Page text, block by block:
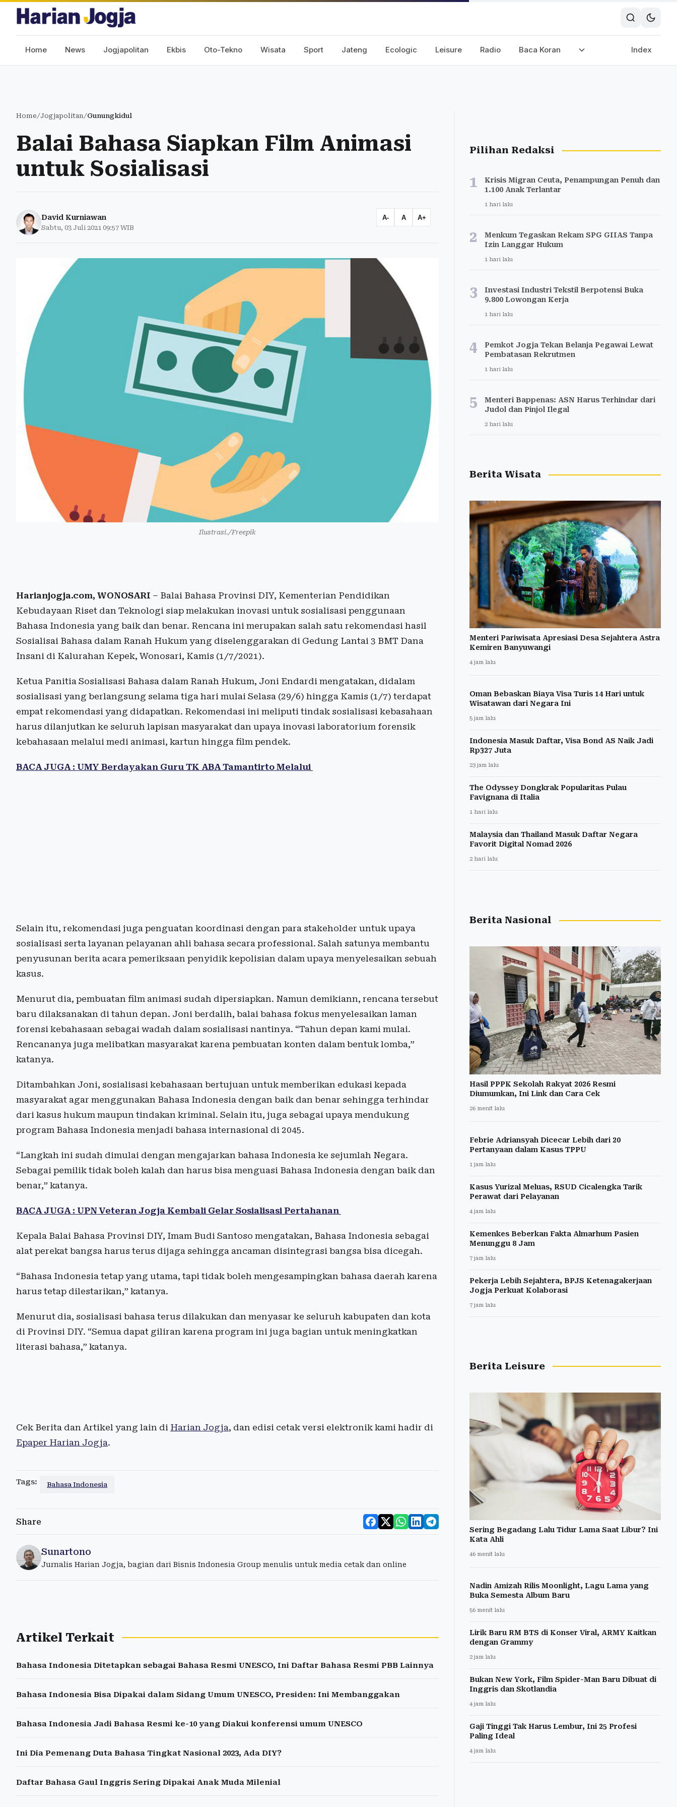
Home News Jogjapolitan Ekbis Oto-Tekno Wisata Sport Jateng Ecologic Leisure Radio Baca Koran Index
Home/Jogjapolitan/Gunungkidul
Balai Bahasa Siapkan Film Animasi
untuk Sosialisasi
David Kurniawan
Sabtu, 03 Juli 2021 09:57 WIB
A- A A+
Ilustrasi./Freepik
Harianjogja.com, WONOSARI – Balai Bahasa Provinsi DIY, Kementerian Pendidikan
Kebudayaan Riset dan Teknologi siap melakukan inovasi untuk sosialisasi penggunaan
Bahasa Indonesia yang baik dan benar. Rencana ini merupakan salah satu rekomendasi hasil
Sosialisai Bahasa dalam Ranah Hukum yang diselenggarakan di Gedung Lantai 3 BMT Dana
Insani di Kalurahan Kepek, Wonosari, Kamis (1/7/2021).
Ketua Panitia Sosialisasi Bahasa dalam Ranah Hukum, Joni Endardi mengatakan, didalam
sosialisasi yang berlangsung selama tiga hari mulai Selasa (29/6) hingga Kamis (1/7) terdapat
empat rekomendasi yang didapatkan. Rekomendasi ini meliputi tindak sosialisasi kebasahaan
harus dilanjutkan ke seluruh lapisan masyarakat dan upaya inovasi laboratorium forensik
kebahasaan melalui medi animasi, kartun hingga film pendek.
BACA JUGA : UMY Berdayakan Guru TK ABA Tamantirto Melalui
Selain itu, rekomendasi juga penguatan koordinasi dengan para stakeholder untuk upaya
sosialisasi serta layanan pelayanan ahli bahasa secara professional. Salah satunya membantu
penyusunan berita acara pemeriksaan penyidik kepolisian dalam upaya menyelesaikan sebuah
kasus.
Menurut dia, pembuatan film animasi sudah dipersiapkan. Namun demikiann, rencana tersebut
baru dilaksanakan di tahun depan. Joni berdalih, balai bahasa fokus menyelesaikan laman
forensi kebahasaan sebagai wadah dalam sosialisasi nantinya. “Tahun depan kami mulai.
Rencananya juga melibatkan masyarakat karena pembuatan konten dalam bentuk lomba,”
katanya.
Ditambahkan Joni, sosialisasi kebahasaan bertujuan untuk memberikan edukasi kepada
masyarakat agar menggunakan Bahasa Indonesia dengan baik dan benar sehingga terhindar
dari kasus hukum maupun tindakan kriminal. Selain itu, juga sebagai upaya mendukung
program Bahasa Indonesia menjadi bahasa internasional di 2045.
“Langkah ini sudah dimulai dengan mengajarkan bahasa Indonesia ke sejumlah Negara.
Sebagai pemilik tidak boleh kalah dan harus bisa menguasi Bahasa Indonesia dengan baik dan
benar,” katanya.
BACA JUGA : UPN Veteran Jogja Kembali Gelar Sosialisasi Pertahanan
Kepala Balai Bahasa Provinsi DIY, Imam Budi Santoso mengatakan, Bahasa Indonesia sebagai
alat perekat bangsa harus terus dijaga sehingga ancaman disintegrasi bangsa bisa dicegah.
“Bahasa Indonesia tetap yang utama, tapi tidak boleh mengesampingkan bahasa daerah karena
harus tetap dilestarikan,” katanya.
Menurut dia, sosialisasi bahasa terus dilakukan dan menyasar ke seluruh kabupaten dan kota
di Provinsi DIY. “Semua dapat giliran karena program ini juga bagian untuk meningkatkan
literasi bahasa,” katanya.
Cek Berita dan Artikel yang lain di Harian Jogja, dan edisi cetak versi elektronik kami hadir di
Epaper Harian Jogja.
Tags: Bahasa Indonesia
Share
Sunartono
Jurnalis Harian Jogja, bagian dari Bisnis Indonesia Group menulis untuk media cetak dan online
Artikel Terkait
Bahasa Indonesia Ditetapkan sebagai Bahasa Resmi UNESCO, Ini Daftar Bahasa Resmi PBB Lainnya
Bahasa Indonesia Bisa Dipakai dalam Sidang Umum UNESCO, Presiden: Ini Membanggakan
Bahasa Indonesia Jadi Bahasa Resmi ke-10 yang Diakui konferensi umum UNESCO
Ini Dia Pemenang Duta Bahasa Tingkat Nasional 2023, Ada DIY?
Daftar Bahasa Gaul Inggris Sering Dipakai Anak Muda Milenial
Pilihan Redaksi
1
Krisis Migran Ceuta, Penampungan Penuh dan
1.100 Anak Terlantar
1 hari lalu
2
Menkum Tegaskan Rekam SPG GIIAS Tanpa
Izin Langgar Hukum
1 hari lalu
3
Investasi Industri Tekstil Berpotensi Buka
9.800 Lowongan Kerja
1 hari lalu
4
Pemkot Jogja Tekan Belanja Pegawai Lewat
Pembatasan Rekrutmen
1 hari lalu
5
Menteri Bappenas: ASN Harus Terhindar dari
Judol dan Pinjol Ilegal
2 hari lalu
Berita Wisata
Menteri Pariwisata Apresiasi Desa Sejahtera Astra
Kemiren Banyuwangi
4 jam lalu
Oman Bebaskan Biaya Visa Turis 14 Hari untuk
Wisatawan dari Negara Ini
5 jam lalu
Indonesia Masuk Daftar, Visa Bond AS Naik Jadi
Rp327 Juta
23 jam lalu
The Odyssey Dongkrak Popularitas Pulau
Favignana di Italia
1 hari lalu
Malaysia dan Thailand Masuk Daftar Negara
Favorit Digital Nomad 2026
2 hari lalu
Berita Nasional
Hasil PPPK Sekolah Rakyat 2026 Resmi
Diumumkan, Ini Link dan Cara Cek
26 menit lalu
Febrie Adriansyah Dicecar Lebih dari 20
Pertanyaan dalam Kasus TPPU
1 jam lalu
Kasus Yurizal Meluas, RSUD Cicalengka Tarik
Perawat dari Pelayanan
4 jam lalu
Kemenkes Beberkan Fakta Almarhum Pasien
Menunggu 8 Jam
7 jam lalu
Pekerja Lebih Sejahtera, BPJS Ketenagakerjaan
Jogja Perkuat Kolaborasi
7 jam lalu
Berita Leisure
Sering Begadang Lalu Tidur Lama Saat Libur? Ini
Kata Ahli
46 menit lalu
Nadin Amizah Rilis Moonlight, Lagu Lama yang
Buka Semesta Album Baru
56 menit lalu
Lirik Baru RM BTS di Konser Viral, ARMY Kaitkan
dengan Grammy
2 jam lalu
Bukan New York, Film Spider-Man Baru Dibuat di
Inggris dan Skotlandia
4 jam lalu
Gaji Tinggi Tak Harus Lembur, Ini 25 Profesi
Paling Ideal
4 jam lalu